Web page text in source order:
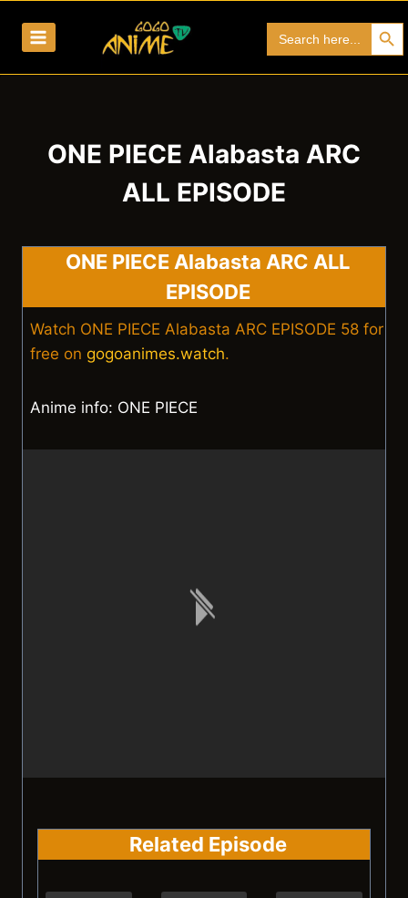
for:
Search
ONE PIECE Alabasta ARC
ALL EPISODE
ONE PIECE Alabasta ARC ALL
EPISODE
Watch ONE PIECE Alabasta ARC EPISODE 58 for
free on gogoanimes.watch.
Anime info: ONE PIECE
Related Episode